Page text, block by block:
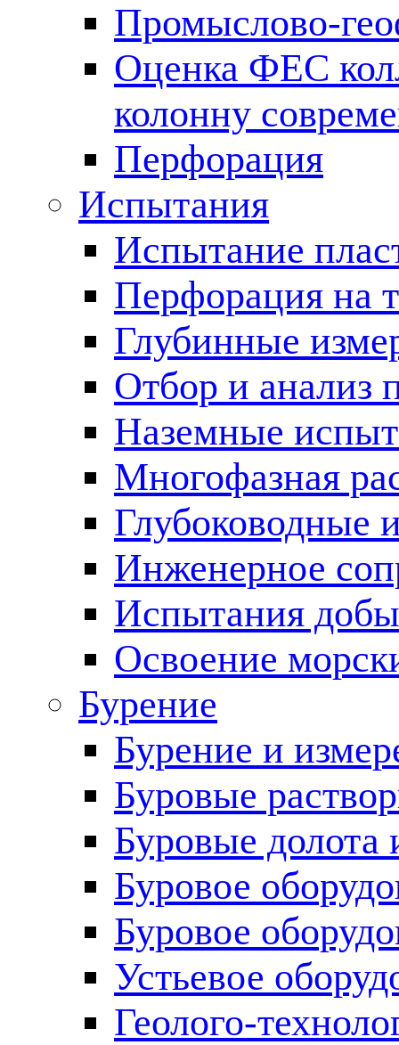
Промыслово-
Оценка ФЕС
колонну
Перфорация
Испытания
Испытание
Перфорация на
Глубинные
Отбор и анализ
Наземные
Многофазная
Глубоководные
Инженерное
Испытания
Освоение
Бурение
Бурение и
Буровые
Буровые долота
Буровое
Буровое
Устьевое
Геолого-